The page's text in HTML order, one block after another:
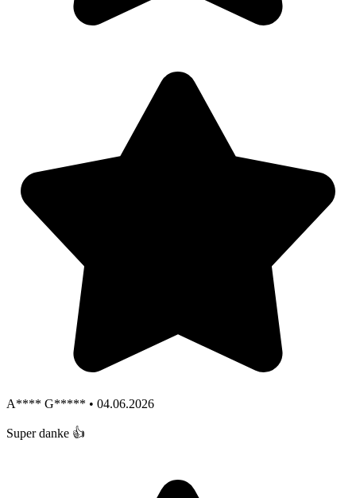
A**** G***** • 04.06.2026
Super danke 👍